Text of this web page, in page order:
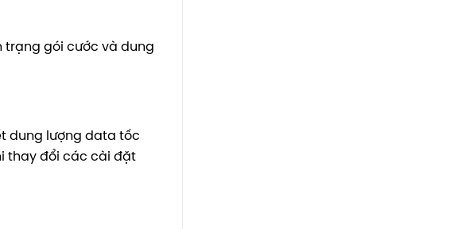
trạng gói cước và dung
dung lượng data tốc
thay đổi các cài đặt